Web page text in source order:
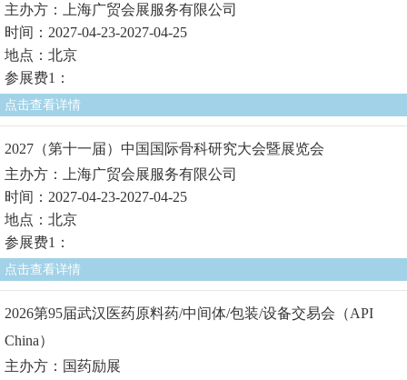
主办方：上海广贸会展服务有限公司
时间：2027-04-23-2027-04-25
地点：北京
参展费1：
点击查看详情
2027（第十一届）中国国际骨科研究大会暨展览会
主办方：上海广贸会展服务有限公司
时间：2027-04-23-2027-04-25
地点：北京
参展费1：
点击查看详情
2026第95届武汉医药原料药/中间体/包装/设备交易会（API
China）
主办方：国药励展